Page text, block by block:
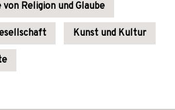
Religion und Glaube
Kunst und Kultur